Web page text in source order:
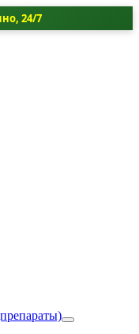
24/7